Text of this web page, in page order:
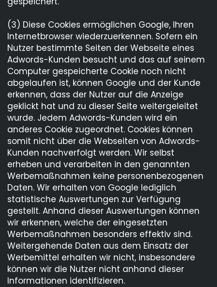
(3) Diese Cookies ermöglichen Google, Ihren
Internetbrowser wiederzuerkennen. Sofern ein
Nutzer bestimmte Seiten der Webseite eines
Adwords-Kunden besucht und das auf seinem
Computer gespeicherte Cookie noch nicht
abgelaufen ist, können Google und der Kunde
erkennen, dass der Nutzer auf die Anzeige
geklickt hat und zu dieser Seite weitergeleitet
wurde. Jedem Adwords-Kunden wird ein
anderes Cookie zugeordnet. Cookies können
somit nicht über die Webseiten von Adwords-
Kunden nachverfolgt werden. Wir selbst
erheben und verarbeiten in den genannten
Werbemaßnahmen keine personenbezogenen
Daten. Wir erhalten von Google lediglich
statistische Auswertungen zur Verfügung
gestellt. Anhand dieser Auswertungen können
wir erkennen, welche der eingesetzten
Werbemaßnahmen besonders effektiv sind.
Weitergehende Daten aus dem Einsatz der
Werbemittel erhalten wir nicht, insbesondere
können wir die Nutzer nicht anhand dieser
Informationen identifizieren.